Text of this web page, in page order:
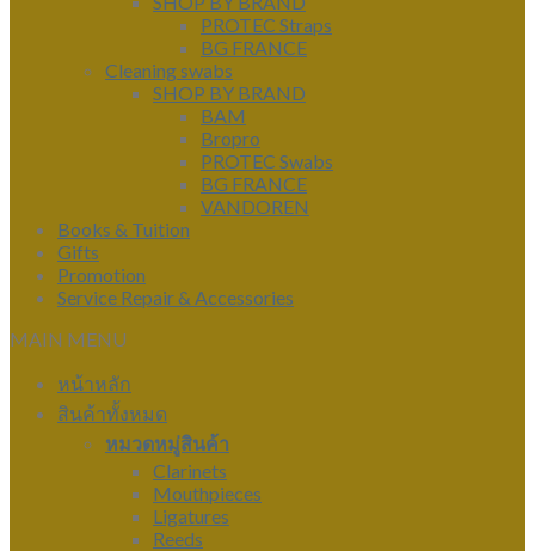
PROTEC Straps
BG FRANCE
Cleaning swabs
SHOP BY BRAND
BAM
Bropro
PROTEC Swabs
BG FRANCE
VANDOREN
Books & Tuition
Gifts
Promotion
Service Repair & Accessories
MAIN MENU
หน้าหลัก
สินค้าทั้งหมด
หมวดหมู่สินค้า
Clarinets
Mouthpieces
Ligatures
Reeds